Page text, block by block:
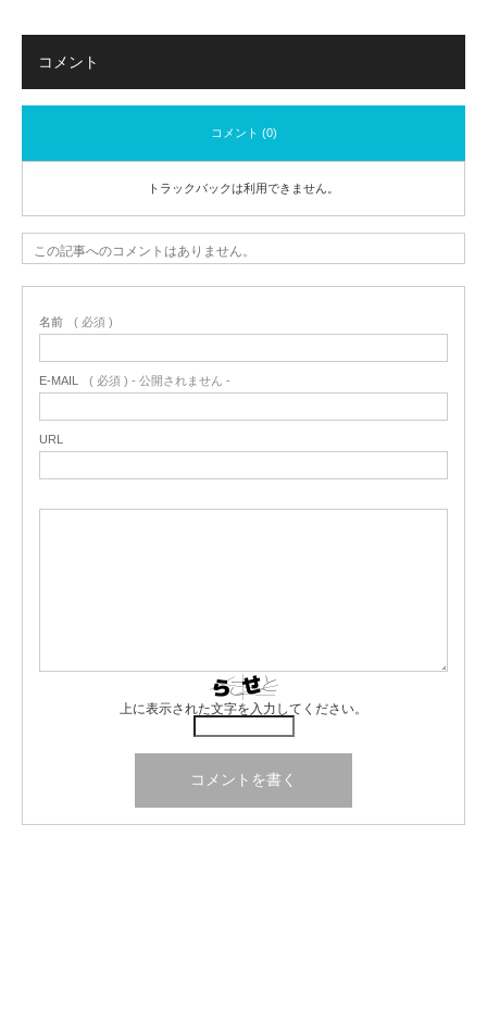
コメント
コメント (0)
トラックバックは利用できません。
この記事へのコメントはありません。
名前 ( 必須 )
E-MAIL ( 必須 ) - 公開されません -
URL
上に表示された文字を入力してください。